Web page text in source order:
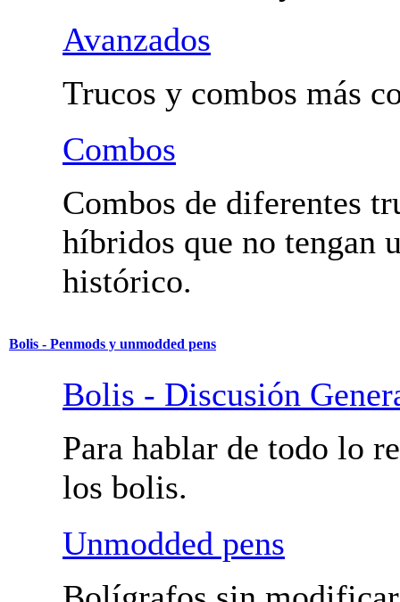
Fundamentales y
Utilidad.
Avanzados
Trucos y combos más
Combos
Combos de diferentes
histórico.
Bolis - Discusión
Para hablar de todo lo
con los bolis.